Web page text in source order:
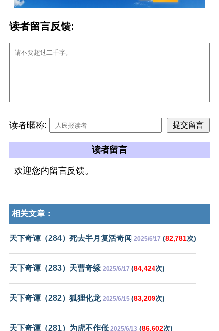
读者留言反馈:
读者暱称:
读者留言
欢迎您的留言反馈。
相关文章：
天下奇谭（284）死去半月复活奇闻 2025/6/17 (82,781次)
天下奇谭（283）天曹奇缘 2025/6/17 (84,424次)
天下奇谭（282）狐狸化龙 2025/6/15 (83,209次)
天下奇谭（281）为虎不作伥 2025/6/13 (86,602次)